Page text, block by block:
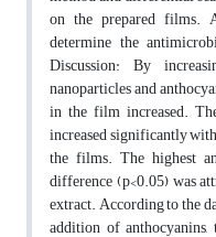
on the prepared films.
determine the
Discussion: By
nanoparticles and
in the film increased.
increased significantly
the films. The highest
difference (p<0.05) was
extract. According to the
addition of